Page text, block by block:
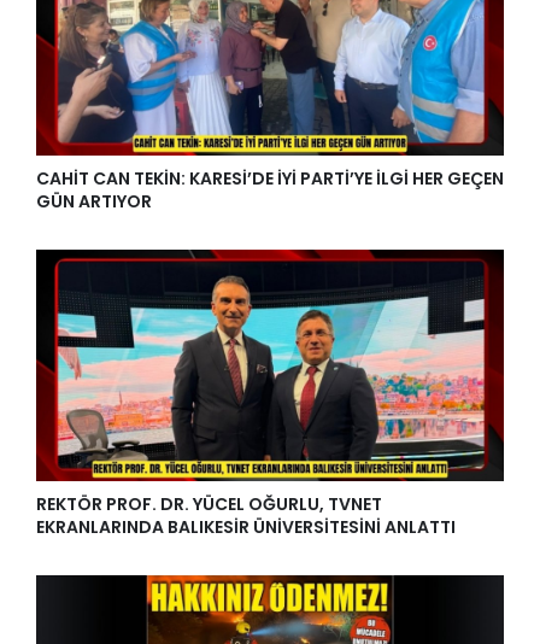
CAHİT CAN TEKİN: KARESİ’DE İYİ PARTİ’YE İLGİ HER GEÇEN
GÜN ARTIYOR
REKTÖR PROF. DR. YÜCEL OĞURLU, TVNET
EKRANLARINDA BALIKESİR ÜNİVERSİTESİNİ ANLATTI